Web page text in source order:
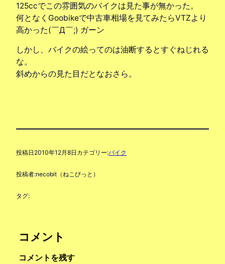
125ccでこの雰囲気のバイクは見た事が無かった。
何となくGoobikeで中古車相場を見てみたらVTZより
高かった(￣Д￣;) ガーン
しかし、バイクの絵ってのは油断するとすぐねじれる
な。
斜めからの見た目だとなおさら。
投稿日 2010年12月8日 カテゴリー:バイク
投稿者:necobit（ねこびっと）
タグ:
コメント
コメントを残す